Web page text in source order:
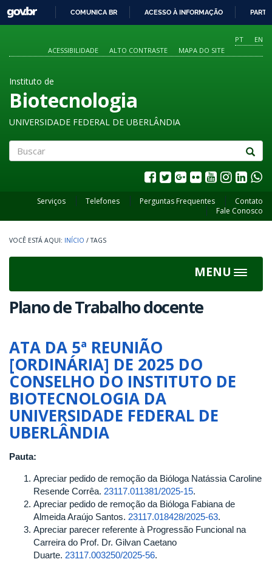
O
CONTEÚDO
GOVBR
COMUNICA BR ACESSO À INFORMAÇÃO
PT
EN
ACESSIBILIDADE
ALTO CONTRASTE MAPA DO SITE
Instituto de
Biotecnologia
UNIVERSIDADE FEDERAL DE UBERLÂNDIA
Serviços Telefones Perguntas Frequentes
Contato
Fale Conosco
INÍCIO / TAGS
MENU
Toggle
Plano de Trabalho docente
ATA DA 5ª REUNIÃO
[ORDINÁRIA] DE 2025 DO
CONSELHO DO INSTITUTO DE
BIOTECNOLOGIA DA
UNIVERSIDADE FEDERAL DE
UBERLÂNDIA
Pauta:
Apreciar pedido de remoção da Bióloga Natássia Caroline
Resende Corrêa. 23117.011381/2025-15.
Apreciar pedido de remoção da Bióloga Fabiana de
Almeida Araújo Santos. 23117.018428/2025-63.
Apreciar parecer referente à Progressão Funcional na
Carreira do Prof. Dr. Gilvan Caetano
Duarte. 23117.003250/2025-56.